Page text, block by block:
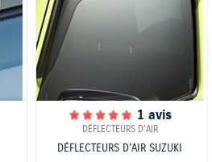
1 avis
DÉFLECTEURS D'AIR
DÉFLECTEURS D'AIR SUZUKI